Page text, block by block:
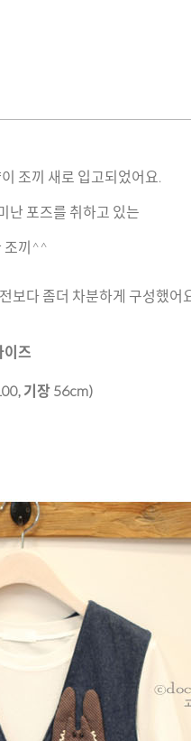
조끼 새로 입고되었어요.
난 포즈를 취하고 있는
조끼^^
보다 좀더 차분하게 구성했어
이즈
기장 56cm)